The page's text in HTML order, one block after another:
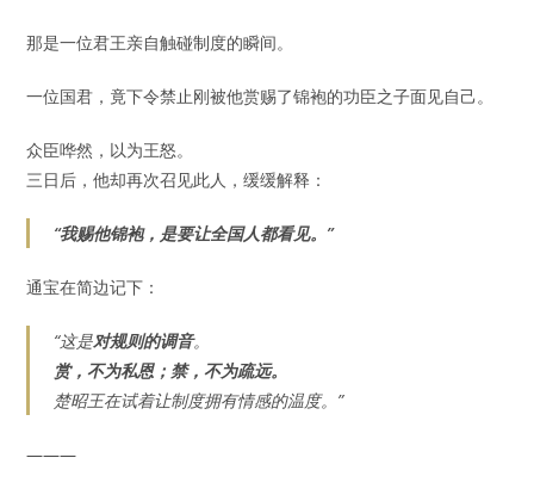
那是一位君王亲自触碰制度的瞬间。
一位国君，竟下令禁止刚被他赏赐了锦袍的功臣之子面见自己。
众臣哗然，以为王怒。
三日后，他却再次召见此人，缓缓解释：
“我赐他锦袍，是要让全国人都看见。”
通宝在简边记下：
“这是对规则的调音。
赏，不为私恩；禁，不为疏远。
楚昭王在试着让制度拥有情感的温度。”
———